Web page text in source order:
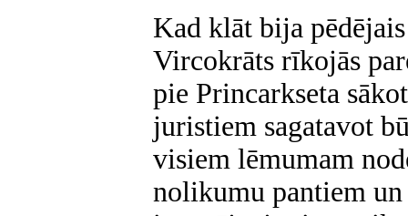
Kad klāt bija
Vircokrāts rīkojās
pie Princarkseta
juristiem sagatavot
visiem lēmumam
nolikumu pantiem